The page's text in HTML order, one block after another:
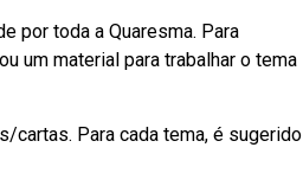
por toda a Quaresma. Para
um material para trabalhar o tema
cartas. Para cada tema, é sugerido